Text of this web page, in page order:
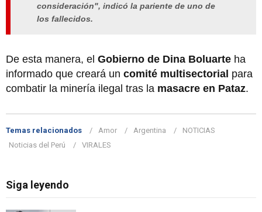
consideración", indicó la pariente de uno de
los fallecidos.
De esta manera, el Gobierno de Dina Boluarte ha
informado que creará un comité multisectorial para
combatir la minería ilegal tras la masacre en Pataz.
Temas relacionados Amor Argentina
NOTICIAS
Noticias del Perú
VIRALES
Siga leyendo